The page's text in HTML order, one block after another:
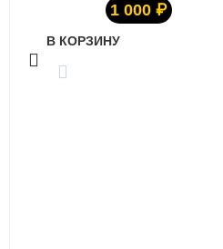
1 000₽
В КОРЗИНУ